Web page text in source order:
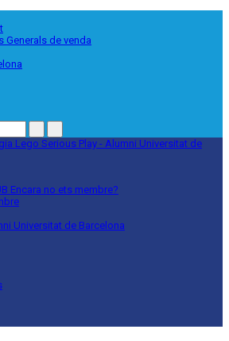
Generals de venda
Encara no ets membre?
Universitat de Barcelona